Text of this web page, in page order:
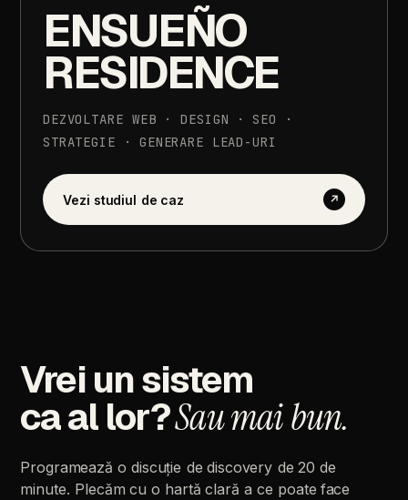
ENSUEÑO
RESIDENCE
DEZVOLTARE WEB · DESIGN · SEO
·
STRATEGIE
· GENERARE LEAD-URI
Vezi studiul de caz ↗
Vreiunsistem
caal lor?Saumaibun.
Programează o discuție de discovery de 20 de
minute. Plecăm cu o hartă clară a ce poate face